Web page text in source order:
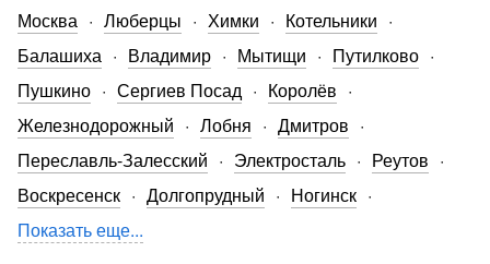
Москва
Люберцы Химки
Котельники
Балашиха
Владимир Мытищи
Путилково
Пушкино
Сергиев Посад
Королёв
Железнодорожный
Лобня
Дмитров
Переславль-Залесский
Электросталь
Реутов
Воскресенск
Долгопрудный
Ногинск
Показать еще...